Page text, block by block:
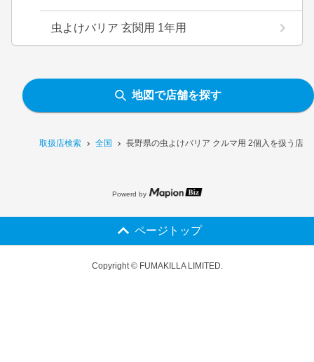
取扱店検索 全国 長野県の虫よけバリア クルマ用 2個入を扱う店舗
虫よけバリア 玄関用 1年用
地図で店舗を探す
Powerd by
ページトップ
Copyright © FUMAKILLA LIMITED.